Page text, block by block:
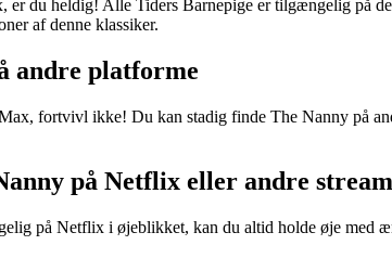
du heldig! Alle Tiders Barnepige er tilgængelig på
af denne klassiker.
andre platforme
fortvivl ikke! Du kan stadig finde The Nanny på
på Netflix eller andre
på Netflix i øjeblikket, kan du altid holde øje med